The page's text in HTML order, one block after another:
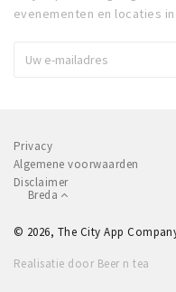
evenementen en locaties
Privacy
Algemene voorwaarden
Disclaimer
Breda
© 2026, The City App
Realisatie door Beer n tea